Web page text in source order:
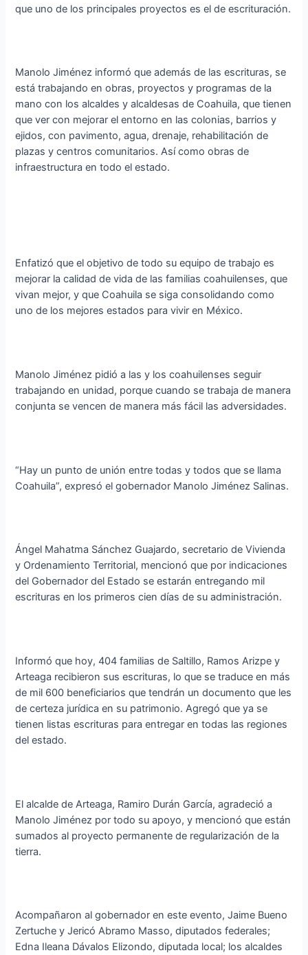
que uno de los principales proyectos es el de escrituración.
Manolo Jiménez informó que además de las escrituras, se
está trabajando en obras, proyectos y programas de la
mano con los alcaldes y alcaldesas de Coahuila, que tienen
que ver con mejorar el entorno en las colonias, barrios y
ejidos, con pavimento, agua, drenaje, rehabilitación de
plazas y centros comunitarios. Así como obras de
infraestructura en todo el estado.
Enfatizó que el objetivo de todo su equipo de trabajo es
mejorar la calidad de vida de las familias coahuilenses, que
vivan mejor, y que Coahuila se siga consolidando como
uno de los mejores estados para vivir en México.
Manolo Jiménez pidió a las y los coahuilenses seguir
trabajando en unidad, porque cuando se trabaja de manera
conjunta se vencen de manera más fácil las adversidades.
“Hay un punto de unión entre todas y todos que se llama
Coahuila”, expresó el gobernador Manolo Jiménez Salinas.
Ángel Mahatma Sánchez Guajardo, secretario de Vivienda
y Ordenamiento Territorial, mencionó que por indicaciones
del Gobernador del Estado se estarán entregando mil
escrituras en los primeros cien días de su administración.
Informó que hoy, 404 familias de Saltillo, Ramos Arizpe y
Arteaga recibieron sus escrituras, lo que se traduce en más
de mil 600 beneficiarios que tendrán un documento que les
de certeza jurídica en su patrimonio. Agregó que ya se
tienen listas escrituras para entregar en todas las regiones
del estado.
El alcalde de Arteaga, Ramiro Durán García, agradeció a
Manolo Jiménez por todo su apoyo, y mencionó que están
sumados al proyecto permanente de regularización de la
tierra.
Acompañaron al gobernador en este evento, Jaime Bueno
Zertuche y Jericó Abramo Masso, diputados federales;
Edna Ileana Dávalos Elizondo, diputada local; los alcaldes